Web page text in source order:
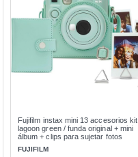
Fujifilm instax mini 13 accesorios kit
lagoon green / funda original + mini
álbum + clips para sujetar fotos
FUJIFILM